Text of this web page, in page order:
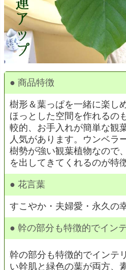
● 商品特徴
樹形＆葉っぱを一緒に楽し
ほっとした空間を作れるの
較的、お手入れが簡単な観
人気があります。ウンベラ
樹勢が強い観葉植物なので
を出してきてくれるのが特
● 花言葉
すこやか・夫婦愛・永久の
● 幹の部分も特徴的でイン
幹の部分も特徴的でインテ
い幹肌と緑色の葉が両方、